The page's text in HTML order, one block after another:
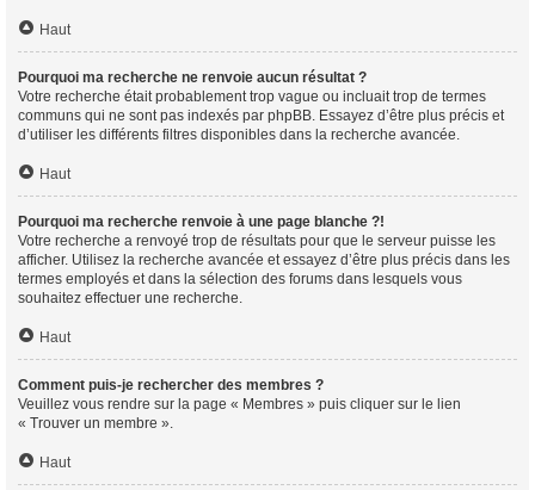
Haut
Pourquoi ma recherche ne renvoie aucun résultat ?
Votre recherche était probablement trop vague ou incluait trop de termes
communs qui ne sont pas indexés par phpBB. Essayez d’être plus précis et
d’utiliser les différents filtres disponibles dans la recherche avancée.
Haut
Pourquoi ma recherche renvoie à une page blanche ?!
Votre recherche a renvoyé trop de résultats pour que le serveur puisse les
afficher. Utilisez la recherche avancée et essayez d’être plus précis dans les
termes employés et dans la sélection des forums dans lesquels vous
souhaitez effectuer une recherche.
Haut
Comment puis-je rechercher des membres ?
Veuillez vous rendre sur la page « Membres » puis cliquer sur le lien
« Trouver un membre ».
Haut